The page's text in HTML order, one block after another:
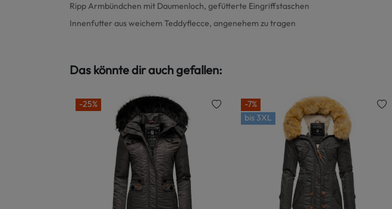
Ripp Armbündchen mit Daumenloch, gefütterte Eingriffstaschen
Innenfutter aus weichem Teddyflecce, angenehem zu tragen
Das könnte dir auch gefallen:
-25%
-7%
bis 3XL